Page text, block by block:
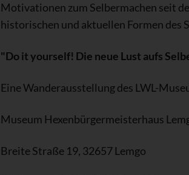
Motivationen zum Selbermachen seit
historischen und aktuellen Formen des
"Do it yourself! Die neue Lust aufs
Eine Wanderausstellung des LWL-
Museum Hexenbürgermeisterhaus
Breite Straße 19, 32657 Lemgo